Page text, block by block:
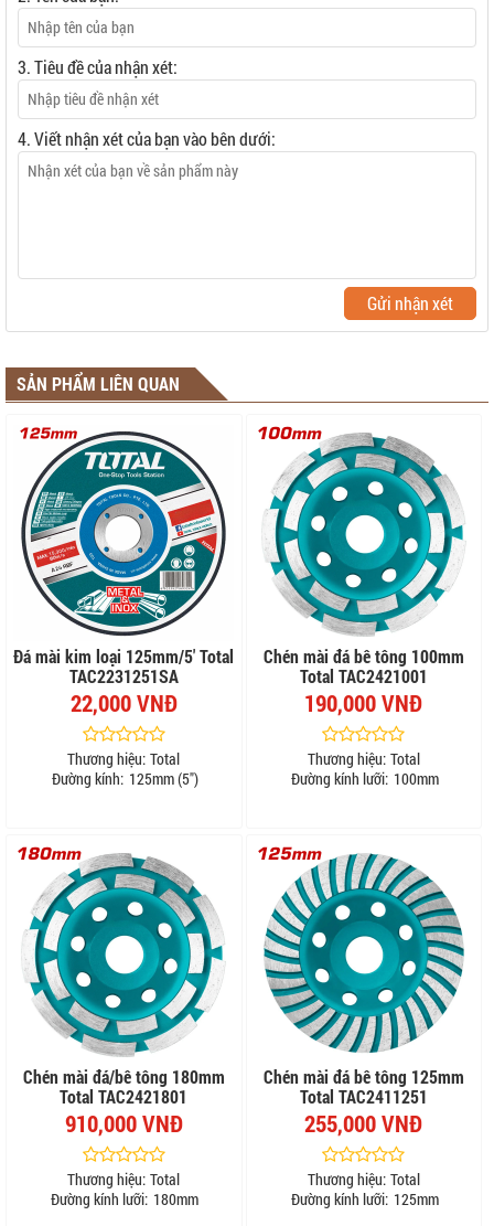
3. Tiêu đề của nhận xét:
4. Viết nhận xét của bạn vào bên dưới:
Gửi nhận xét
SẢN PHẨM LIÊN QUAN
Đá mài kim loại 125mm/5' Total
TAC2231251SA
22,000 VNĐ
Thương hiệu: Total
Đường kính: 125mm (5")
Chén mài đá bê tông 100mm
Total TAC2421001
190,000 VNĐ
Thương hiệu: Total
Đường kính lưỡi: 100mm
Chén mài đá/bê tông 180mm
Total TAC2421801
910,000 VNĐ
Thương hiệu: Total
Đường kính lưỡi: 180mm
Chén mài đá bê tông 125mm
Total TAC2411251
255,000 VNĐ
Thương hiệu: Total
Đường kính lưỡi: 125mm